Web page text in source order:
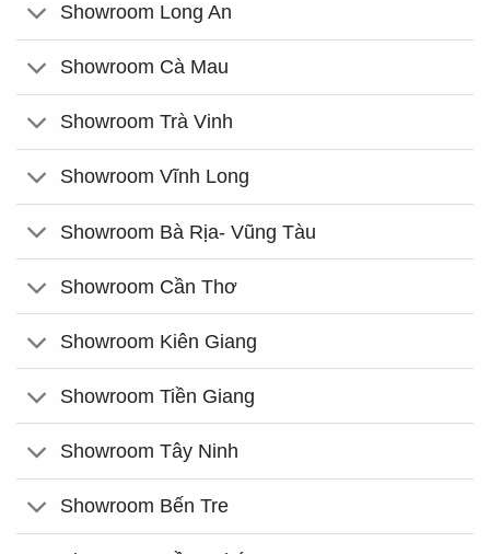
Showroom Long An
Showroom Cà Mau
Showroom Trà Vinh
Showroom Vĩnh Long
Showroom Bà Rịa- Vũng Tàu
Showroom Cần Thơ
Showroom Kiên Giang
Showroom Tiền Giang
Showroom Tây Ninh
Showroom Bến Tre